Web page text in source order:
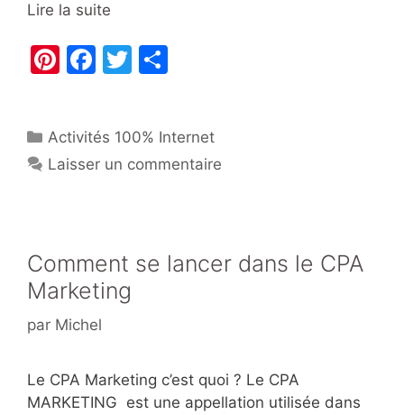
Lire la suite
Pi
e
st
F
e
b
k
T
er g
er
Catégories
Activités 100% Internet
Laisser un commentaire
Comment se lancer dans le CPA
Marketing
par Michel
Le CPA Marketing c’est quoi ? Le CPA
MARKETING est une appellation utilisée dans